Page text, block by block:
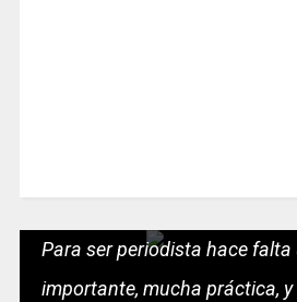
Para ser periodista hace
importante, mucha práctica,